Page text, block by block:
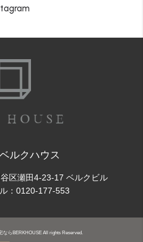
ルクハウス
区瀬田4-23-17 ベルクビル
： 0120-177-553
らBERKHOUSE All rights Reserved.